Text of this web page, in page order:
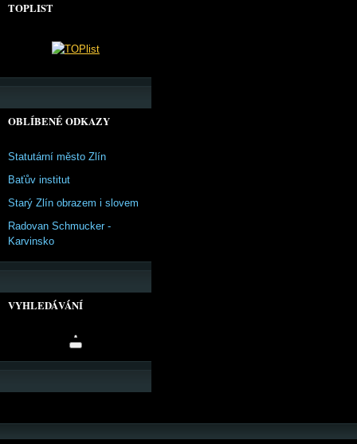
TOPLIST
OBLÍBENÉ ODKAZY
Statutární město Zlín
Baťův institut
Starý Zlín obrazem i slovem
Radovan Schmucker -
Karvinsko
VYHLEDÁVÁNÍ